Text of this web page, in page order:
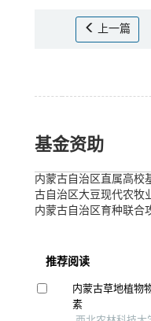
上一篇
基金资助
内蒙古自治区直属高校
古自治区大豆现代农牧
内蒙古自治区育种联合